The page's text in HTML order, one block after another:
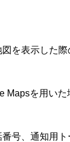
を表示した
Mapsを用い
号、通知用